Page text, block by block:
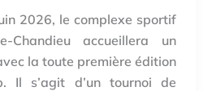
2026, le complexe sportif
Chandieu accueillera un
la toute première édition
Il s’agit d’un tournoi de